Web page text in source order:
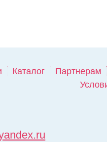
Каталог
Партнерам